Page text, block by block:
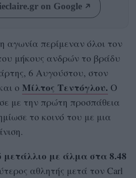
on Google
αγωνία περίμεναν όλοι τον
μήκους ανδρών το βράδυ
6 Αυγούστου, στον
ο Μίλτος Τεντόγλου. Ο
με την πρώτη προσπάθεια
το κοινό του με μια
μετάλλιο με άλμα στα 8.48
αθλητής μετά τον Carl